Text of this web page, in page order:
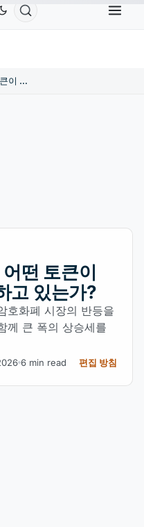
↑2.10% US$0.9995
암호화폐 AI 랠리: 어떤 토큰이 시장 반등을 주도하고 있는가?
떤 토큰이
고 있는가?
호화폐 시장의 반등을
께 큰 폭의 상승세를
6 min read 편집 방침